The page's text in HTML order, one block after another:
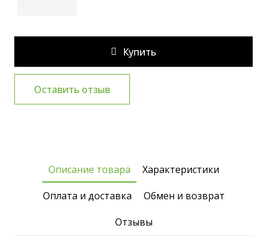
Купить
Оставить отзыв
Описание товара
Характеристики
Оплата и доставка
Обмен и возврат
Отзывы